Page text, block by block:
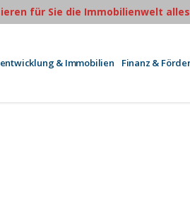
für Sie die Immobilienwelt
& Immobilien Finanz &